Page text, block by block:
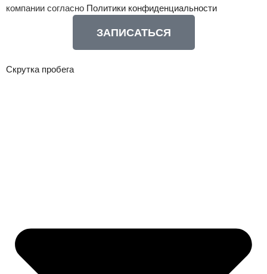
компании согласно Политики конфиденциальности
ЗАПИСАТЬСЯ
Скрутка пробега